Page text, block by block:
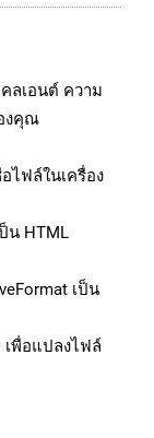
ลเอนต์ ความ
งคุณ
ไฟล์ในเครื่อง
น HTML
เป็น
เพื่อแปลงไฟล์